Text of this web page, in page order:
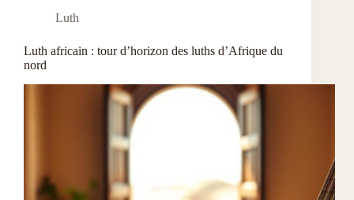
Luth
Luth africain : tour d’horizon des luths d’Afrique du
nord